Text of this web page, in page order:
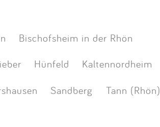
Bischofsheim in der Rhön
Hünfeld Kaltennordheim
Sandberg Tann (Rhön)